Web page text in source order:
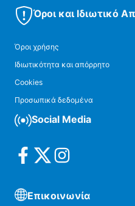
Όροι και Ιδιωτικό
Όροι χρήσης
Ιδιωτικότητα και απόρρητο
Cookies
Προσωπικά δεδομένα
Social Media
Επικοινωνία